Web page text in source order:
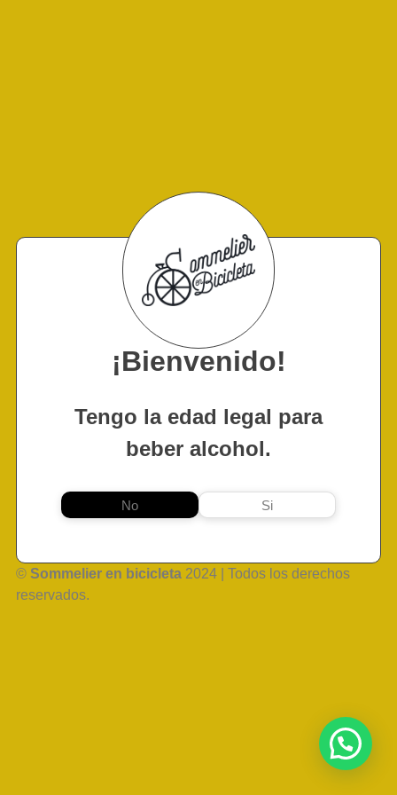
¡Bienvenido!
Tengo la edad legal para
beber alcohol.
No Si
© Sommelier en bicicleta 2024 | Todos los derechos
reservados.